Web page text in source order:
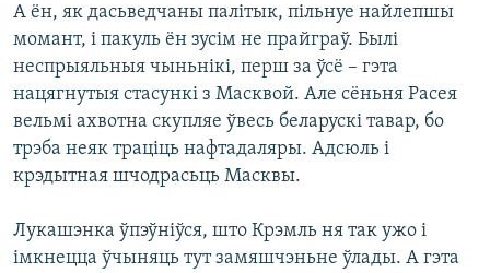
А ён, як дасьведчаны палітык, пільнуе найлепшы
момант, і пакуль ён зусім не прайграў. Былі
неспрыяльныя чыньнікі, перш за ўсё – гэта
нацягнутыя стасункі з Масквой. Але сёньня Расея
вельмі ахвотна скупляе ўвесь беларускі тавар, бо
трэба неяк траціць нафтадаляры. Адсюль і
крэдытная шчодрасьць Масквы.
Лукашэнка ўпэўніўся, што Крэмль ня так ужо і
імкнецца ўчыняць тут замяшчэньне ўлады. А гэта